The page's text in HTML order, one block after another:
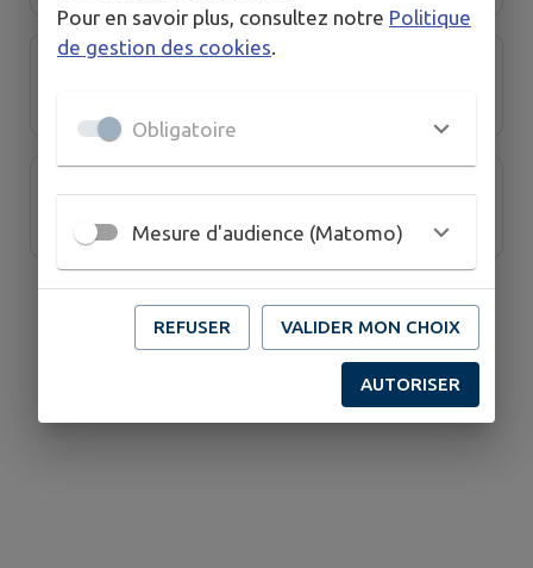
Les poulettes de Chab'
Pour en savoir plus, consultez notre Politique
de gestion des cookies.
Obligatoire
Mesure d'audience (Matomo)
REFUSER VALIDER MON CHOIX
AUTORISER